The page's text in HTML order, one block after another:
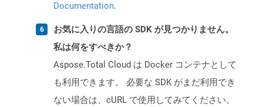
Documentation.
お気に入りの言語の SDK が見つかりません。
私は何をすべきか？
Aspose.Total Cloud は Docker コンテナとして
も利用できます。 必要な SDK がまだ利用でき
ない場合は、cURL で使用してみてください。